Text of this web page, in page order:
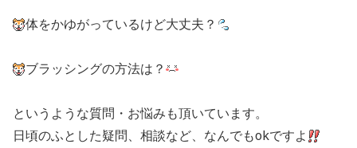
体をかゆがっているけど大丈夫？
ブラッシングの方法は？
というような質問・お悩みも頂いています。
日頃のふとした疑問、相談など、なんでもokですよ